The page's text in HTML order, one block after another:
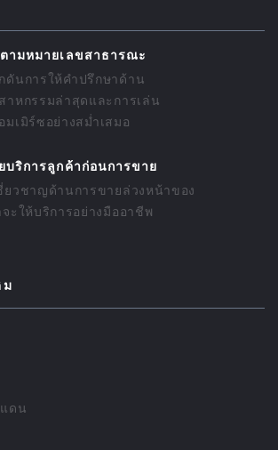
ามหมายเลขสาธารณะ
ดันการให้คำปรึกษาด้าน
าหกรรมล่าสุดและการเล่น
มเมิร์ซอย่างสม่ำเสมอ
บริการลูกค้าก่อนการขาย
ยวชาญด้านการขายล่วงหน้าของ
จะให้บริการอย่างมืออาชีพ
ม
ดน